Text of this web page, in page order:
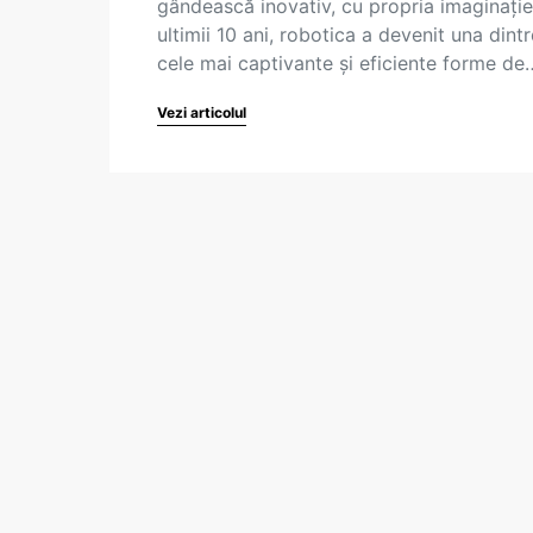
gândească inovativ, cu propria
ultimii 10 ani, robotica a devenit una
cele mai captivante și eficiente forme
Vezi articolul